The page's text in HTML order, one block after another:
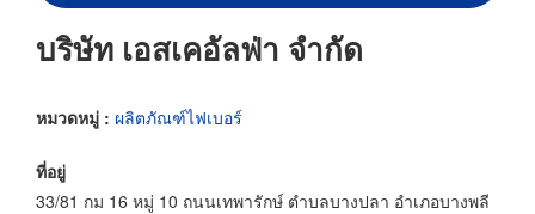
บริษัท เอสเคอัลฟ่า จำกัด
หมวดหมู่ : ผลิตภัณฑ์ไฟเบอร์
ที่อยู่
33/81 กม 16 หมู่ 10 ถนนเทพารักษ์ ตำบลบางปลา อำเภอบางพลี